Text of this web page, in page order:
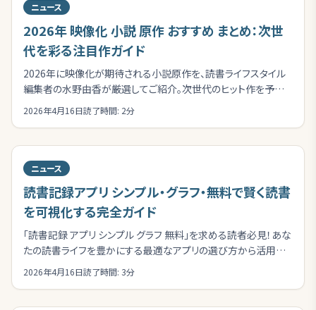
ニュース
2026年 映像化 小説 原作 おすすめ まとめ：次世
代を彩る注目作ガイド
2026年に映像化が期待される小説原作を、読書ライフスタイル
編集者の水野由香が厳選してご紹介。次世代のヒット作を予測
し、その魅力と映像化の可能性を深掘りします。
2026年4月16日読了時間: 2分
ニュース
読書記録アプリ シンプル・グラフ・無料で賢く読書
を可視化する完全ガイド
「読書記録 アプリ シンプル グラフ 無料」を求める読者必見！あな
たの読書ライフを豊かにする最適なアプリの選び方から活用術
まで、詳細なガイドを提供します。
2026年4月16日読了時間: 3分